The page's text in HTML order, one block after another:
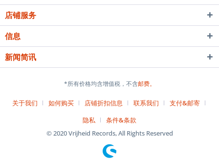
店铺服务
信息
新闻简讯
*所有价格均含增值税，不含邮费。
关于我们 如何购买 店铺折扣信息 联系我们
支付&邮寄
隐私
条件&条款
© 2020 Vrijheid Records, All Rights Reserved